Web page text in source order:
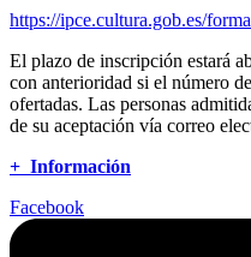
https://ipce.cultura.gob.es/
El plazo de inscripción estará
con anterioridad si el número
ofertadas. Las personas
de su aceptación vía correo
+ Información
Facebook